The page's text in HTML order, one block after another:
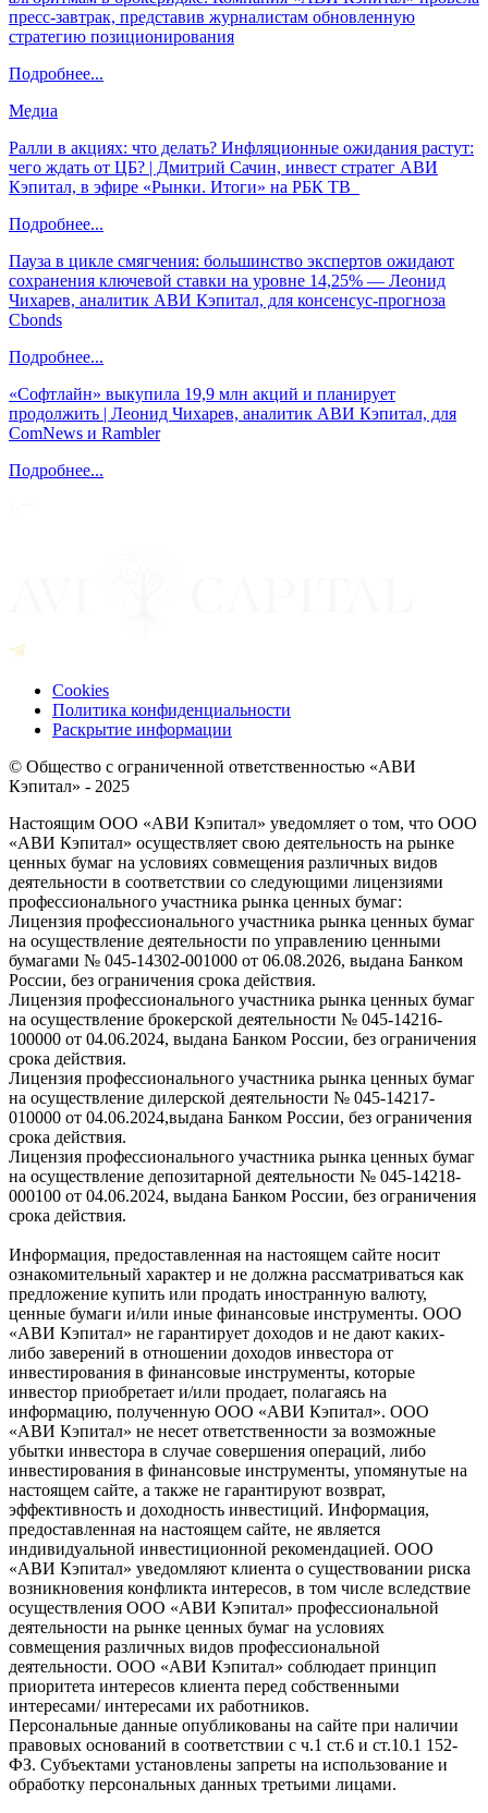
пресс-завтрак, представив журналистам обновленную
стратегию позиционирования
Подробнее...
Медиа
Ралли в акциях: что делать? Инфляционные ожидания растут:
чего ждать от ЦБ? | Дмитрий Сачин, инвест стратег АВИ
Кэпитал, в эфире «Рынки. Итоги» на РБК ТВ
Подробнее...
Пауза в цикле смягчения: большинство экспертов ожидают
сохранения ключевой ставки на уровне 14,25% — Леонид
Чихарев, аналитик АВИ Кэпитал, для консенсус-прогноза
Cbonds
Подробнее...
«Софтлайн» выкупила 19,9 млн акций и планирует
продолжить | Леонид Чихарев, аналитик АВИ Кэпитал, для
ComNews и Rambler
Подробнее...
Cookies
Политика конфиденциальности
Раскрытие информации
© Общество с ограниченной ответственностью «АВИ
Кэпитал» - 2025
Настоящим ООО «АВИ Кэпитал» уведомляет о том, что ООО
«АВИ Кэпитал» осуществляет свою деятельность на рынке
ценных бумаг на условиях совмещения различных видов
деятельности в соответствии со следующими лицензиями
профессионального участника рынка ценных бумаг:
Лицензия профессионального участника рынка ценных бумаг
на осуществление деятельности по управлению ценными
бумагами № 045-14302-001000 от 06.08.2026, выдана Банком
России, без ограничения срока действия.
Лицензия профессионального участника рынка ценных бумаг
на осуществление брокерской деятельности № 045-14216-
100000 от 04.06.2024, выдана Банком России, без ограничения
срока действия.
Лицензия профессионального участника рынка ценных бумаг
на осуществление дилерской деятельности № 045-14217-
010000 от 04.06.2024,выдана Банком России, без ограничения
срока действия.
Лицензия профессионального участника рынка ценных бумаг
на осуществление депозитарной деятельности № 045-14218-
000100 от 04.06.2024, выдана Банком России, без ограничения
срока действия.
Информация, предоставленная на настоящем сайте носит
ознакомительный характер и не должна рассматриваться как
предложение купить или продать иностранную валюту,
ценные бумаги и/или иные финансовые инструменты. ООО
«АВИ Кэпитал» не гарантирует доходов и не дают каких-
либо заверений в отношении доходов инвестора от
инвестирования в финансовые инструменты, которые
инвестор приобретает и/или продает, полагаясь на
информацию, полученную ООО «АВИ Кэпитал». ООО
«АВИ Кэпитал» не несет ответственности за возможные
убытки инвестора в случае совершения операций, либо
инвестирования в финансовые инструменты, упомянутые на
настоящем сайте, а также не гарантируют возврат,
эффективность и доходность инвестиций. Информация,
предоставленная на настоящем сайте, не является
индивидуальной инвестиционной рекомендацией. ООО
«АВИ Кэпитал» уведомляют клиента о существовании риска
возникновения конфликта интересов, в том числе вследствие
осуществления ООО «АВИ Кэпитал» профессиональной
деятельности на рынке ценных бумаг на условиях
совмещения различных видов профессиональной
деятельности. ООО «АВИ Кэпитал» соблюдает принцип
приоритета интересов клиента перед собственными
интересами/ интересами их работников.
Персональные данные опубликованы на сайте при наличии
правовых оснований в соответствии с ч.1 ст.6 и ст.10.1 152-
ФЗ. Субъектами установлены запреты на использование и
обработку персональных данных третьими лицами.